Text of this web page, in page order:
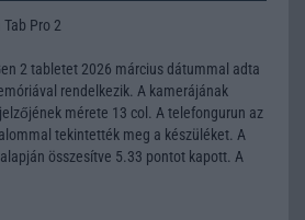
Pro 2
2 tabletet 2026 március dátummal adta
rendelkezik. A kamerájának
mérete 13 col. A telefongurun az
tekintették meg a készüléket. A
összesítve 5.33 pontot kapott. A